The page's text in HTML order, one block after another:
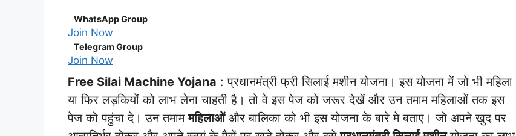
WhatsApp Group
Join Now
Telegram Group
Join Now
Free Silai Machine Yojana : प्रधानमंत्री फ्री सिलाई मशीन योजना। इस योजना में जो भी महिला
या फिर लड़कियों को लाभ लेना चाहती है। तो वे इस पेज को जरूर देखें और उन तमाम महिलाओं तक इस
पेज को पहुंचा दे। उन तमाममहिलाओंऔर बालिका को भी इस योजना के बारे मे बताए। जो अपने खुद पर